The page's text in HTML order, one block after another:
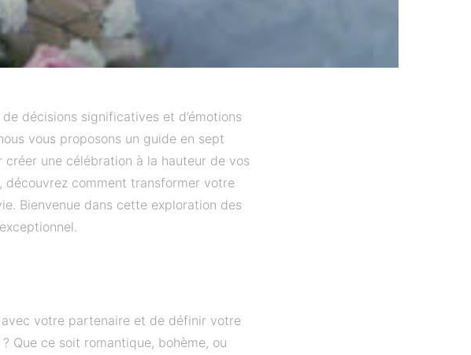
décisions significatives et d’émotions
vous proposons un guide en sept
créer une célébration à la hauteur de vos
comment transformer votre
Bienvenue dans cette exploration des
votre partenaire et de définir votre
Que ce soit romantique, bohème, ou